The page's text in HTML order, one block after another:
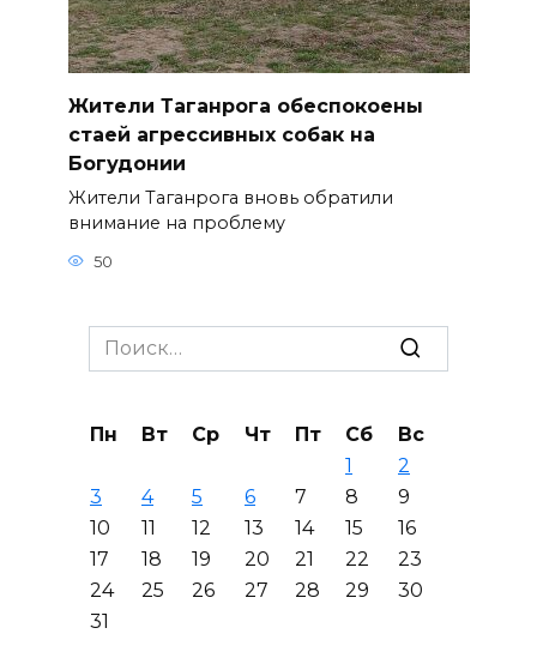
Жители Таганрога обеспокоены
стаей агрессивных собак на
Богудонии
Жители Таганрога вновь обратили
внимание на проблему
50
Search
for:
Пн Вт Ср Чт Пт Сб
Вс
1
2
3
4 5 6 7 8
9
10
11 12 13 14 15
16
17
18 19 20 21 22
23
24
25 26 27 28 29
30
31